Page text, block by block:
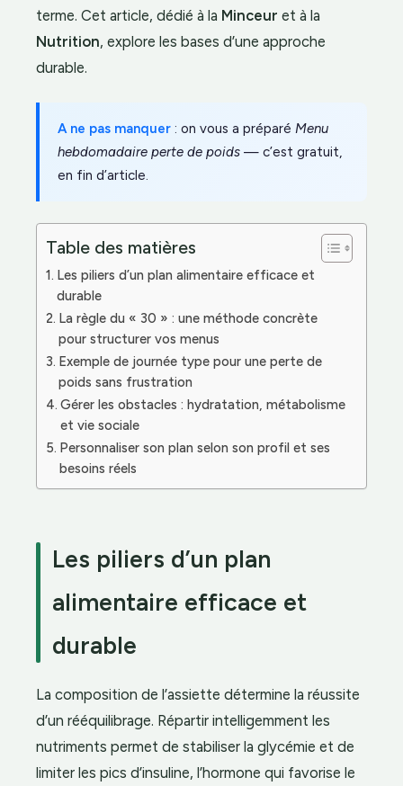
terme. Cet article, dédié à la Minceur et à la
Nutrition, explore les bases d’une approche
durable.
A ne pas manquer : on vous a préparé Menu
hebdomadaire perte de poids — c’est gratuit,
en fin d’article.
Table des matières
Les piliers d’un plan alimentaire efficace et
durable
La règle du « 30 » : une méthode concrète
pour structurer vos menus
Exemple de journée type pour une perte de
poids sans frustration
Gérer les obstacles : hydratation, métabolisme
et vie sociale
Personnaliser son plan selon son profil et ses
besoins réels
Les piliers d’un plan
alimentaire efficace et
durable
La composition de l’assiette détermine la réussite
d’un rééquilibrage. Répartir intelligemment les
nutriments permet de stabiliser la glycémie et de
limiter les pics d’insuline, l’hormone qui favorise le